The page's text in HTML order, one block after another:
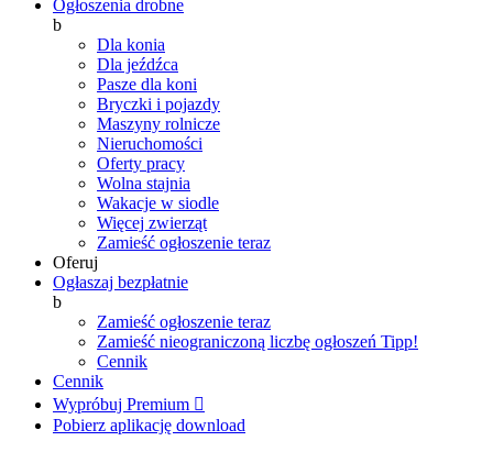
Ogłoszenia drobne
b
Dla konia
Dla jeźdźca
Pasze dla koni
Bryczki i pojazdy
Maszyny rolnicze
Nieruchomości
Oferty pracy
Wolna stajnia
Wakacje w siodle
Więcej zwierząt
Zamieść ogłoszenie teraz
Oferuj
Ogłaszaj bezpłatnie
b
Zamieść ogłoszenie teraz
Zamieść nieograniczoną liczbę ogłoszeń Tipp!
Cennik
Cennik
Wypróbuj Premium 
Pobierz aplikację download